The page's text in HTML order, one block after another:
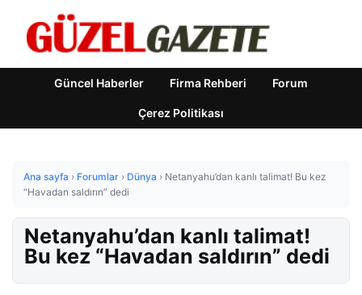
Güncel Haberler Firma Rehberi Forum
Çerez Politikası
Ana sayfa › Forumlar › Dünya › Netanyahu’dan kanlı talimat! Bu kez
“Havadan saldırın” dedi
Netanyahu’dan kanlı talimat!
Bu kez “Havadan saldırın” dedi